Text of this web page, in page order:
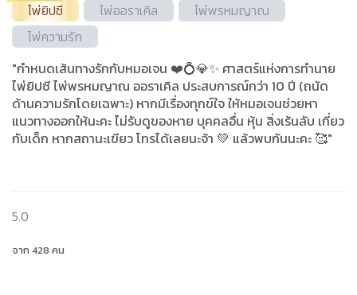
ไพ่ยิปซี ไพ่ออราเคิล
ไพ่พรหมญาณ
ไพ่ความรัก
"กำหนดเส้นทางรักกับหมอเจน ❤️💍💎✨ ศาสตร์แห่งการทำนาย
ไพ่ยิปซี ไพ่พรหมญาณ ออราเคิล ประสบการณ์กว่า 10 ปี (ถนัด
ด้านความรักโดยเฉพาะ) หากมีเรื่องทุกข์ใจ ให้หมอเจนช่วยหา
แนวทางออกให้นะคะ ไม่รับดูของหาย บุคคลอื่น หุ้น สิ่งเร้นลับ เกี่ยว
กับเด็ก หากสถานะเขียว โทรได้เลยนะจ้า 💚 แล้วพบกันนะคะ 🥰"
5.0
จาก 428 คน